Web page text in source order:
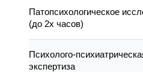
Патопсихологическое
(до 2х часов)
Психолого-
экспертиза